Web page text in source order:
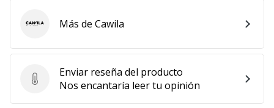
Enviar reseña del producto
Enviar reseña del producto
Nos encantaría leer tu opinión
CawilaMás de Cawila